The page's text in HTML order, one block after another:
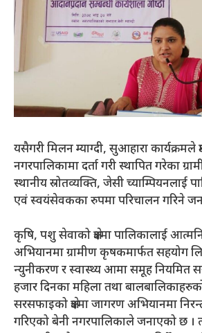
यसैगरी मिलन म्याग्दी, सुआहारा कार्यक्रमले
नगरपालिकामा दर्ता गरी स्थापित गरेका
स्थानीय स्रोतव्यक्ति, जेसी च्याम्पियनलाई
एवं स्वयंसेवकका रुपमा परिचालन गरिने
कृषि, पशु सेवाको क्षेत्रमा पालिकालाई
अभियानमा ग्रामीण कृषकमार्फत सहयोग
न्युनीकरण र स्वास्थ्य आमा समूह नियमित
हजार दिनका महिला तथा
सरसफाइको क्षेत्रमा जागरण अभियानमा
गरिएको बेनी नगरपालिकाले जनाएको छ ।